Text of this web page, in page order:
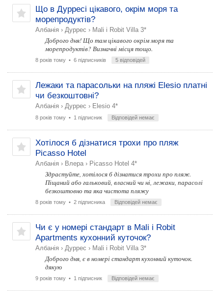
Що в Дурресі цікавого, окрім моря та
морепродуктів?
Албанія › Дуррес › Mali i Robit Villa 3*
Доброго дня! Що там цікавого окрім моря та
морепродуктів? Визначні місця тощо.
8 років тому • 6 підписників 5 відповідей
Лежаки та парасольки на пляжі Elesio платні
чи безкоштовні?
Албанія › Дуррес › Elesio 4*
8 років тому • 1 підписник Відповідей немає
Хотілося б дізнатися трохи про пляж
Picasso Hotel
Албанія › Влера › Picasso Hotel 4*
Здрастуйте, хотілося б дізнатися трохи про пляж.
Піщаний або гальковий, власний чи ні, лежаки, парасолі
безкоштовно та яка чистота пляжу
8 років тому • 2 підписника Відповідей немає
Чи є у номері стандарт в Mali i Robit
Apartments кухонний куточок?
Албанія › Дуррес › Mali i Robit Villa 3*
Доброго дня, є в номері стандарт кухонний куточок.
дякую
9 років тому • 1 підписник Відповідей немає